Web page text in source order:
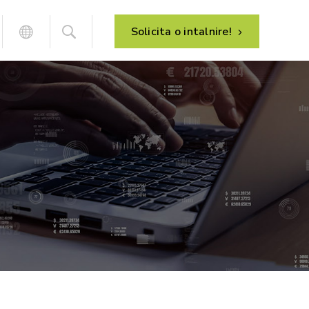
Solicita o intalnire!
Analiza proceselor de afaceri
Implementarea sistemului
Managementul de proiect
Dezvoltarea sistemului
Suport post-implementare
Mentenanta sistemului
HR – management resurse umane
E-commerce – vanzare online